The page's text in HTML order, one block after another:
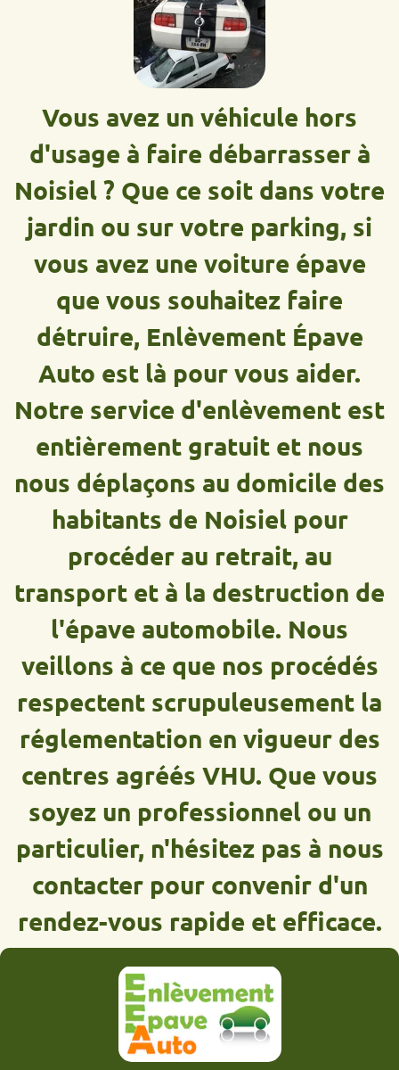
Vous avez un véhicule hors
d'usage à faire débarrasser à
Noisiel ? Que ce soit dans votre
jardin ou sur votre parking, si
vous avez une voiture épave
que vous souhaitez faire
détruire, Enlèvement Épave
Auto est là pour vous aider.
Notre service d'enlèvement est
entièrement gratuit et nous
nous déplaçons au domicile des
habitants de Noisiel pour
procéder au retrait, au
transport et à la destruction de
l'épave automobile. Nous
veillons à ce que nos procédés
respectent scrupuleusement la
réglementation en vigueur des
centres agréés VHU. Que vous
soyez un professionnel ou un
particulier, n'hésitez pas à nous
contacter pour convenir d'un
rendez-vous rapide et efficace.